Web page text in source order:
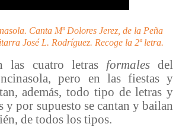
Canta Mª Dolores Jerez, de la Peña
José L. Rodríguez. Recoge la 2ª letra.
las cuatro letras formalesdel
pero en las fiestas y
además, todo tipo de letras y
y por supuesto se cantan y bailan
de todos los tipos.